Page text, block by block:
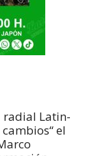
radial Latin-
el